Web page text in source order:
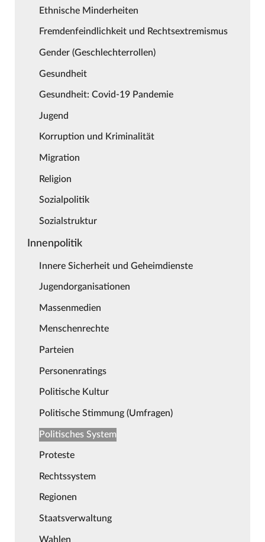
Ethnische Minderheiten
Fremdenfeindlichkeit und Rechtsextremismus
Gender (Geschlechterrollen)
Gesundheit
Gesundheit: Covid-19 Pandemie
Jugend
Korruption und Kriminalität
Migration
Religion
Sozialpolitik
Sozialstruktur
Innenpolitik
Innere Sicherheit und Geheimdienste
Jugendorganisationen
Massenmedien
Menschenrechte
Parteien
Personenratings
Politische Kultur
Politische Stimmung (Umfragen)
Politisches System
Proteste
Rechtssystem
Regionen
Staatsverwaltung
Wahlen